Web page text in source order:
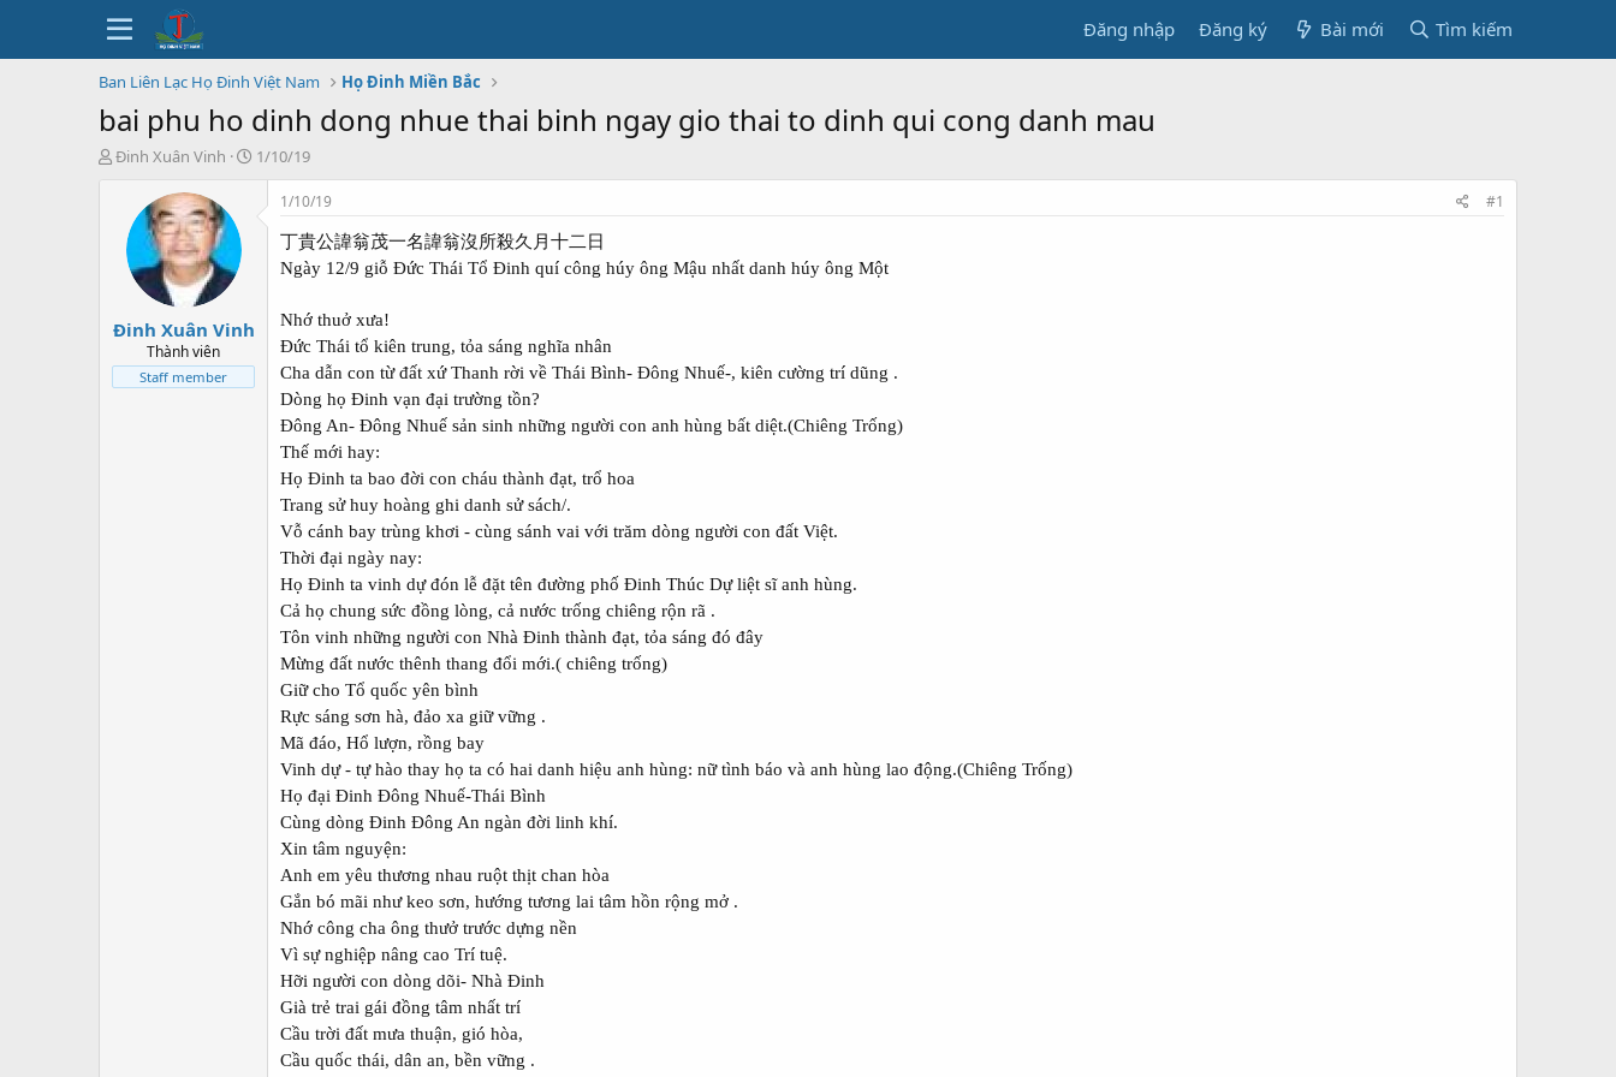
Đăng nhập Đăng ký Bài mới Tìm kiếm
Ban Liên Lạc Họ Đinh Việt Nam Họ Đinh Miền Bắc
bai phu ho dinh dong nhue thai binh ngay gio thai to dinh qui cong danh mau
T
a
t
e
Đinh Xuân Vinh
N
1/10/19
Đinh Xuân Vinh
Thành viên
Staff member
1/10/19 #1
丁貴公諱翁茂一名諱翁沒所殺久月十二日
Ngày 12/9 giỗ Đức Thái Tổ Đinh quí công húy ông Mậu nhất danh húy ông Một
Nhớ thuở xưa!
Đức Thái tổ kiên trung, tỏa sáng nghĩa nhân
Cha dẫn con từ đất xứ Thanh rời về Thái Bình- Đông Nhuế-, kiên cường trí dũng .
Dòng họ Đinh vạn đại trường tồn?
Đông An- Đông Nhuế sản sinh những người con anh hùng bất diệt.(Chiêng Trống)
Thế mới hay:
Họ Đinh ta bao đời con cháu thành đạt, trổ hoa
Trang sử huy hoàng ghi danh sử sách/.
Vỗ cánh bay trùng khơi - cùng sánh vai với trăm dòng người con đất Việt.
Thời đại ngày nay:
Họ Đinh ta vinh dự đón lễ đặt tên đường phố Đinh Thúc Dự liệt sĩ anh hùng.
Cả họ chung sức đồng lòng, cả nước trống chiêng rộn rã .
Tôn vinh những người con Nhà Đinh thành đạt, tỏa sáng đó đây
Mừng đất nước thênh thang đổi mới.( chiêng trống)
Giữ cho Tổ quốc yên bình
Rực sáng sơn hà, đảo xa giữ vững .
Mã đáo, Hổ lượn, rồng bay
Vinh dự - tự hào thay họ ta có hai danh hiệu anh hùng: nữ tình báo và anh hùng lao động.(Chiêng Trống)
Họ đại Đinh Đông Nhuế-Thái Bình
Cùng dòng Đinh Đông An ngàn đời linh khí.
Xin tâm nguyện:
Anh em yêu thương nhau ruột thịt chan hòa
Gắn bó mãi như keo sơn, hướng tương lai tâm hồn rộng mở .
Nhớ công cha ông thưở trước dựng nền
Vì sự nghiệp nâng cao Trí tuệ.
Hỡi người con dòng dõi- Nhà Đinh
Già trẻ trai gái đồng tâm nhất trí
Cầu trời đất mưa thuận, gió hòa,
Cầu quốc thái, dân an, bền vững .